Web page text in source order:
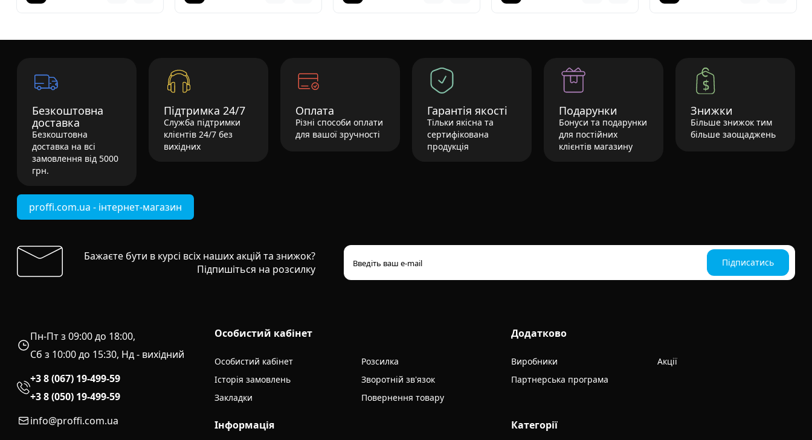
Безкоштовна
доставка
Безкоштовна
доставка на всі
замовлення від 5000
грн.
Підтримка 24/7
Служба підтримки
клієнтів 24/7 без
вихідних
Оплата
Різні способи оплати
для вашої зручності
Гарантія якості
Тільки якісна та
сертифікована
продукція
Подарунки
Бонуси та подарунки
для постійних
клієнтів магазину
Знижки
Більше знижок тим
більше заощаджень
proffi.com.ua - інтернет-магазин
Бажаєте бути в курсі всіх наших акцій та знижок?
Підпишіться на розсилку
Підписатись
Пн-Пт з 09:00 до 18:00,
Сб з 10:00 до 15:30, Нд - вихідний
+3 8 (067) 19-499-59
+3 8 (050) 19-499-59
info@proffi.com.ua
Особистий кабінет
Особистий кабінет
Історія замовлень
Закладки
Розсилка
Зворотній зв'язок
Повернення товару
Додатково
Виробники
Партнерська програма
Акції
Інформація Категорії